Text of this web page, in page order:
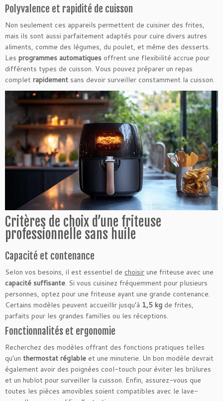
Polyvalence et rapidité de cuisson
Non seulement ces appareils permettent de cuisiner des frites,
mais ils sont aussi parfaitement adaptés pour cuire divers autres
aliments, comme des légumes, du poulet, et même des desserts.
Les programmes automatiques offrent une flexibilité accrue pour
différents types de cuisson. Vous pouvez préparer un repas
complet rapidement sans devoir surveiller constamment la cuisson.
Critères de choix d’une friteuse
professionnelle sans huile
Capacité et contenance
Selon vos besoins, il est essentiel de choisir une friteuse avec une
capacité suffisante. Si vous cuisinez fréquemment pour plusieurs
personnes, optez pour une friteuse ayant une grande contenance.
Certains modèles peuvent accueillir jusqu’à 1,5 kg de frites,
parfaits pour les grandes familles ou les réceptions.
Fonctionnalités et ergonomie
Recherchez des modèles offrant des fonctions pratiques telles
qu’un thermostat réglable et une minuterie. Un bon modèle devrait
également avoir des poignées cool-touch pour éviter les brûlures
et un hublot pour surveiller la cuisson. Enfin, assurez-vous que
toutes les pièces amovibles soient compatibles avec le lave-